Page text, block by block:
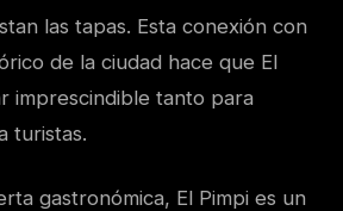
las tapas. Esta conexión con
de la ciudad hace que El
imprescindible tanto para
turistas.
gastronómica, El Pimpi es un